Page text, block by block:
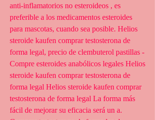
anti-inflamatorios no esteroideos , es
preferible a los medicamentos esteroides
para mascotas, cuando sea posible. Helios
steroide kaufen comprar testosterona de
forma legal, precio de clembuterol pastillas -
Compre esteroides anabólicos legales Helios
steroide kaufen comprar testosterona de
forma legal Helios steroide kaufen comprar
testosterona de forma legal La forma más
fácil de mejorar su eficacia será un a.